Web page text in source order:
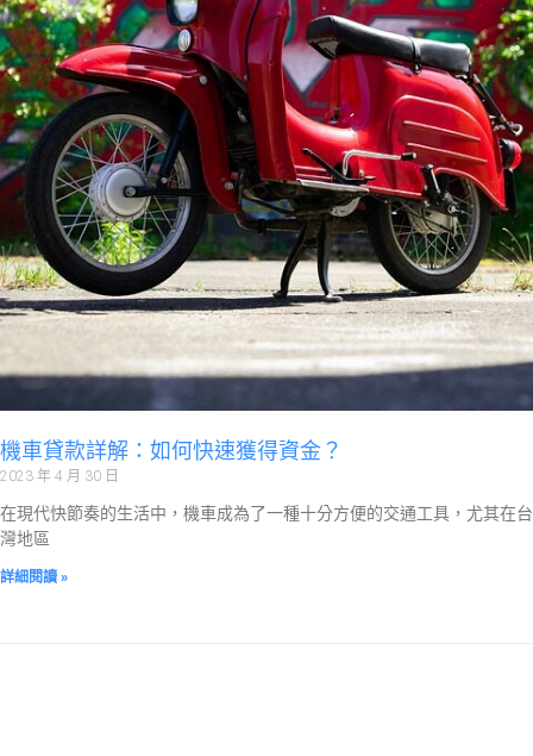
機車貸款詳解：如何快速獲得資金？
2023 年 4 月 30 日
在現代快節奏的生活中，機車成為了一種十分方便的交通工具，尤其在台
灣地區
詳細閱讀 »